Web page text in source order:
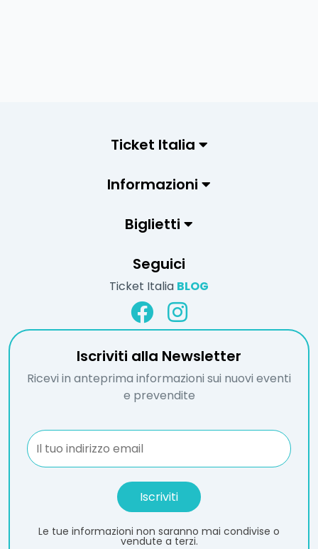
Ticket Italia
Informazioni
Biglietti
Seguici
Ticket Italia BLOG
Iscriviti alla Newsletter
Ricevi in anteprima informazioni sui nuovi eventi
e prevendite
Le tue informazioni non saranno mai condivise o
vendute a terzi.